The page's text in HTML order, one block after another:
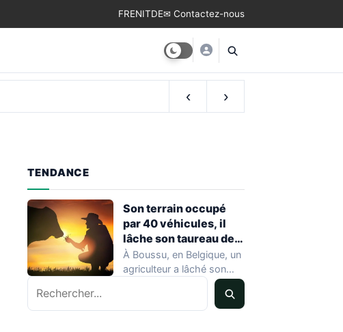
FRENITDE✉ Contactez-nous
‹ ›
TENDANCE
Son terrain occupé
par 40 véhicules, il
lâche son taureau de
800 kg
À Boussu, en Belgique, un
agriculteur a lâché son
taureau de 800 kilos sur…